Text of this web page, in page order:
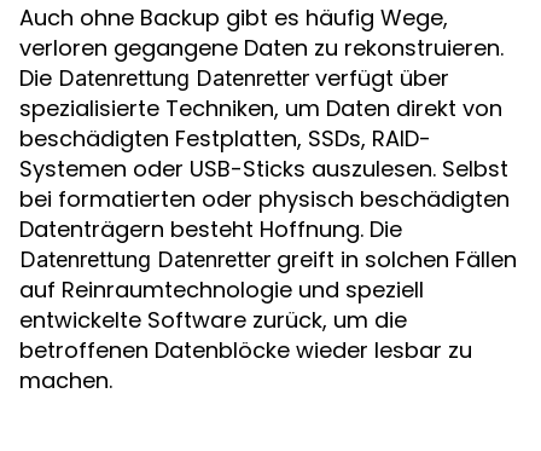
Auch ohne Backup gibt es häufig Wege,
verloren gegangene Daten zu rekonstruieren.
Die Datenrettung Datenretter verfügt über
spezialisierte Techniken, um Daten direkt von
beschädigten Festplatten, SSDs, RAID-
Systemen oder USB-Sticks auszulesen. Selbst
bei formatierten oder physisch beschädigten
Datenträgern besteht Hoffnung. Die
Datenrettung Datenretter greift in solchen Fällen
auf Reinraumtechnologie und speziell
entwickelte Software zurück, um die
betroffenen Datenblöcke wieder lesbar zu
machen.